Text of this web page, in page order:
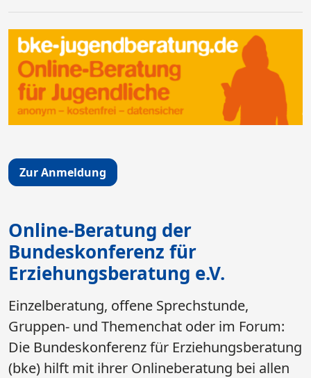
Zur Anmeldung
Online-Beratung der
Bundeskonferenz für
Erziehungsberatung e.V.
Einzelberatung, offene Sprechstunde,
Gruppen- und Themenchat oder im Forum:
Die Bundeskonferenz für Erziehungsberatung
(bke) hilft mit ihrer Onlineberatung bei allen